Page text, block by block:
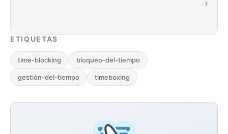
›
ETIQUETAS
time-blocking bloqueo-del-tiempo
gestión-del-tiempo timeboxing